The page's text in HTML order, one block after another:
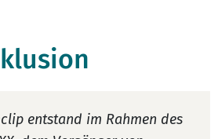
entstand im Rahmen des